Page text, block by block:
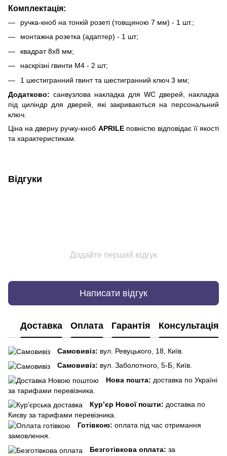
Комплектація:
ручка-кноб на тонкій розеті (товщиною 7 мм) - 1 шт.;
монтажна розетка (адаптер) - 1 шт;
квадрат 8х8 мм;
наскрізні гвинти М4 - 2 шт;
1 шестигранний гвинт та шестигранний ключ 3 мм;
Додатково: санвузлова накладка для WC дверей,
накладка
під циліндр для дверей, які закриваються на персональний
ключ.
Ціна на дверну ручку-кноб APRILEповністю відповідає її якості
та характеристикам.
Відгуки
Додайте перший відгук
Написати відгук
Доставка Оплата Гарантія Консультація
Самовивіз: вул. Ревуцького, 18, Київ.
Самовивіз: вул. Заболотного, 5-Б, Київ.
Нова пошта: доставка по Україні
за тарифами перевізника.
Кур’єр Нової пошти: доставка по
Києву за тарифами перевізника.
Готівкою: оплата під час отримання
замовлення.
Безготівкова оплата: за